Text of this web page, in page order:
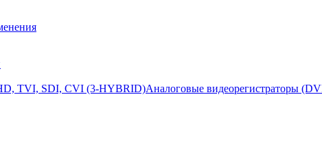
TVI, SDI, CVI (3-HYBRID)Аналоговые видеорегистраторы